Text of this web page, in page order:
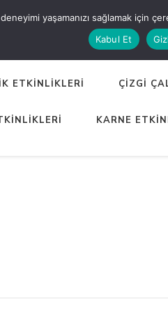
ETKİNLİKLERİ ÇİZGİ
KARNE
yaşamanızı sağlamak için
Kabul Et